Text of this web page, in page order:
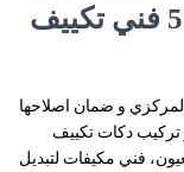
فني تكييف العيون 55560390 فني تكييف
و ضمان اصلاحها
تركيب دكات تكييف
فني مكيفات لتبديل